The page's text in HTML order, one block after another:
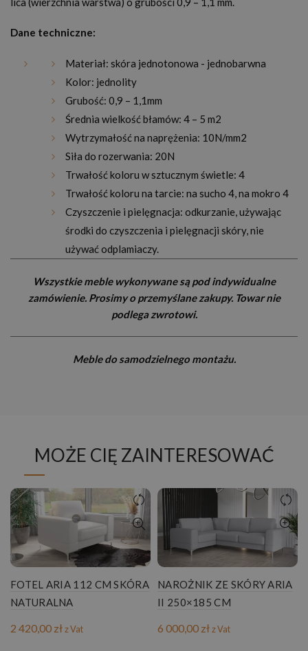
Dane techniczne:
Materiał: skóra jednotonowa - jednobarwna
Kolor: jednolity
Grubość: 0,9 – 1,1mm
Średnia wielkość błamów: 4 – 5 m2
Wytrzymałość na naprężenia: 10N/mm2
Siła do rozerwania: 20N
Trwałość koloru w sztucznym świetle: 4
Trwałość koloru na tarcie: na sucho 4, na mokro 4
Czyszczenie i pielęgnacja: odkurzanie, używając
środki do czyszczenia i pielęgnacji skóry, nie
używać odplamiaczy.
Wszystkie meble wykonywane są pod indywidualne
zamówienie. Prosimy o przemyślane zakupy. Towar nie
podlega zwrotowi.
Meble do samodzielnego montażu.
MOŻE CIĘ ZAINTERESOWAĆ
FOTEL ARIA 112 CM SKÓRA
NATURALNA
2 420,00 złz Vat
NAROŻNIK ZE SKÓRY ARIA
II 250×185 CM
6 000,00 złz Vat